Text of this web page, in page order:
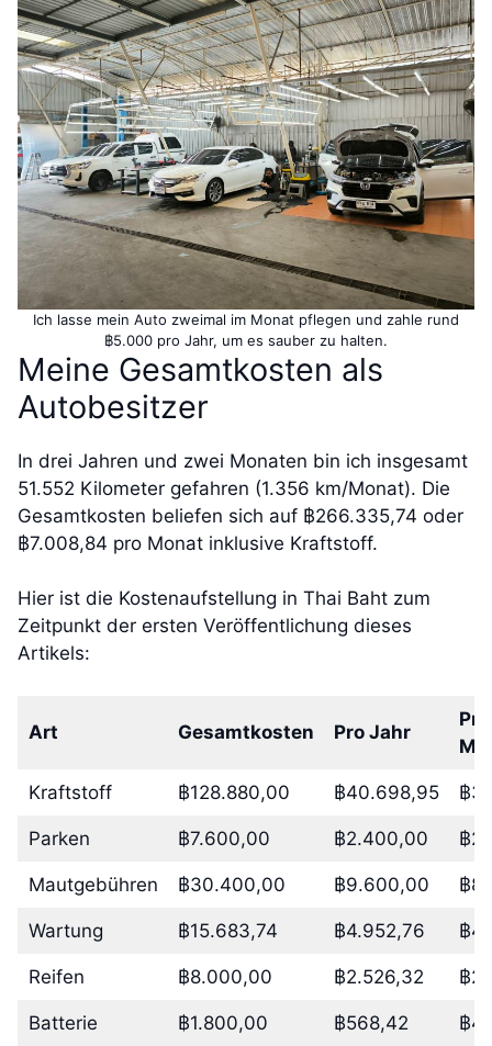
Ich lasse mein Auto zweimal im Monat pflegen und zahle rund
฿5.000 pro Jahr, um es sauber zu halten.
Meine Gesamtkosten als
Autobesitzer
In drei Jahren und zwei Monaten bin ich insgesamt
51.552 Kilometer gefahren (1.356 km/Monat). Die
Gesamtkosten beliefen sich auf ฿266.335,74 oder
฿7.008,84 pro Monat inklusive Kraftstoff.
Hier ist die Kostenaufstellung in Thai Baht zum
Zeitpunkt der ersten Veröffentlichung dieses
Artikels:
Art Gesamtkosten Pro Jahr
Pro
Kraftstoff ฿128.880,00 ฿40.698,95 ฿
Parken ฿7.600,00 ฿2.400,00 ฿
Mautgebühren ฿30.400,00 ฿9.600,00 ฿
Wartung ฿15.683,74 ฿4.952,76 ฿
Reifen ฿8.000,00 ฿2.526,32 ฿
Batterie ฿1.800,00 ฿568,42 ฿